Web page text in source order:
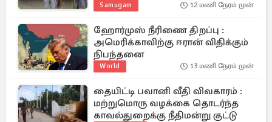
Samugam 12 மணி நேரம் முன்
ஹோர்முஸ் நீரிணை திறப்பு :
அமெரிக்காவிற்கு ஈரான் விதிக்கும்
நிபந்தனை
World 13 மணி நேரம் முன்
தையிட்டி பவானி வீதி விவகாரம் :
மற்றுமொரு வழக்கை தொடர்ந்த
காவல்துறைக்கு நீதிமன்று குட்டு